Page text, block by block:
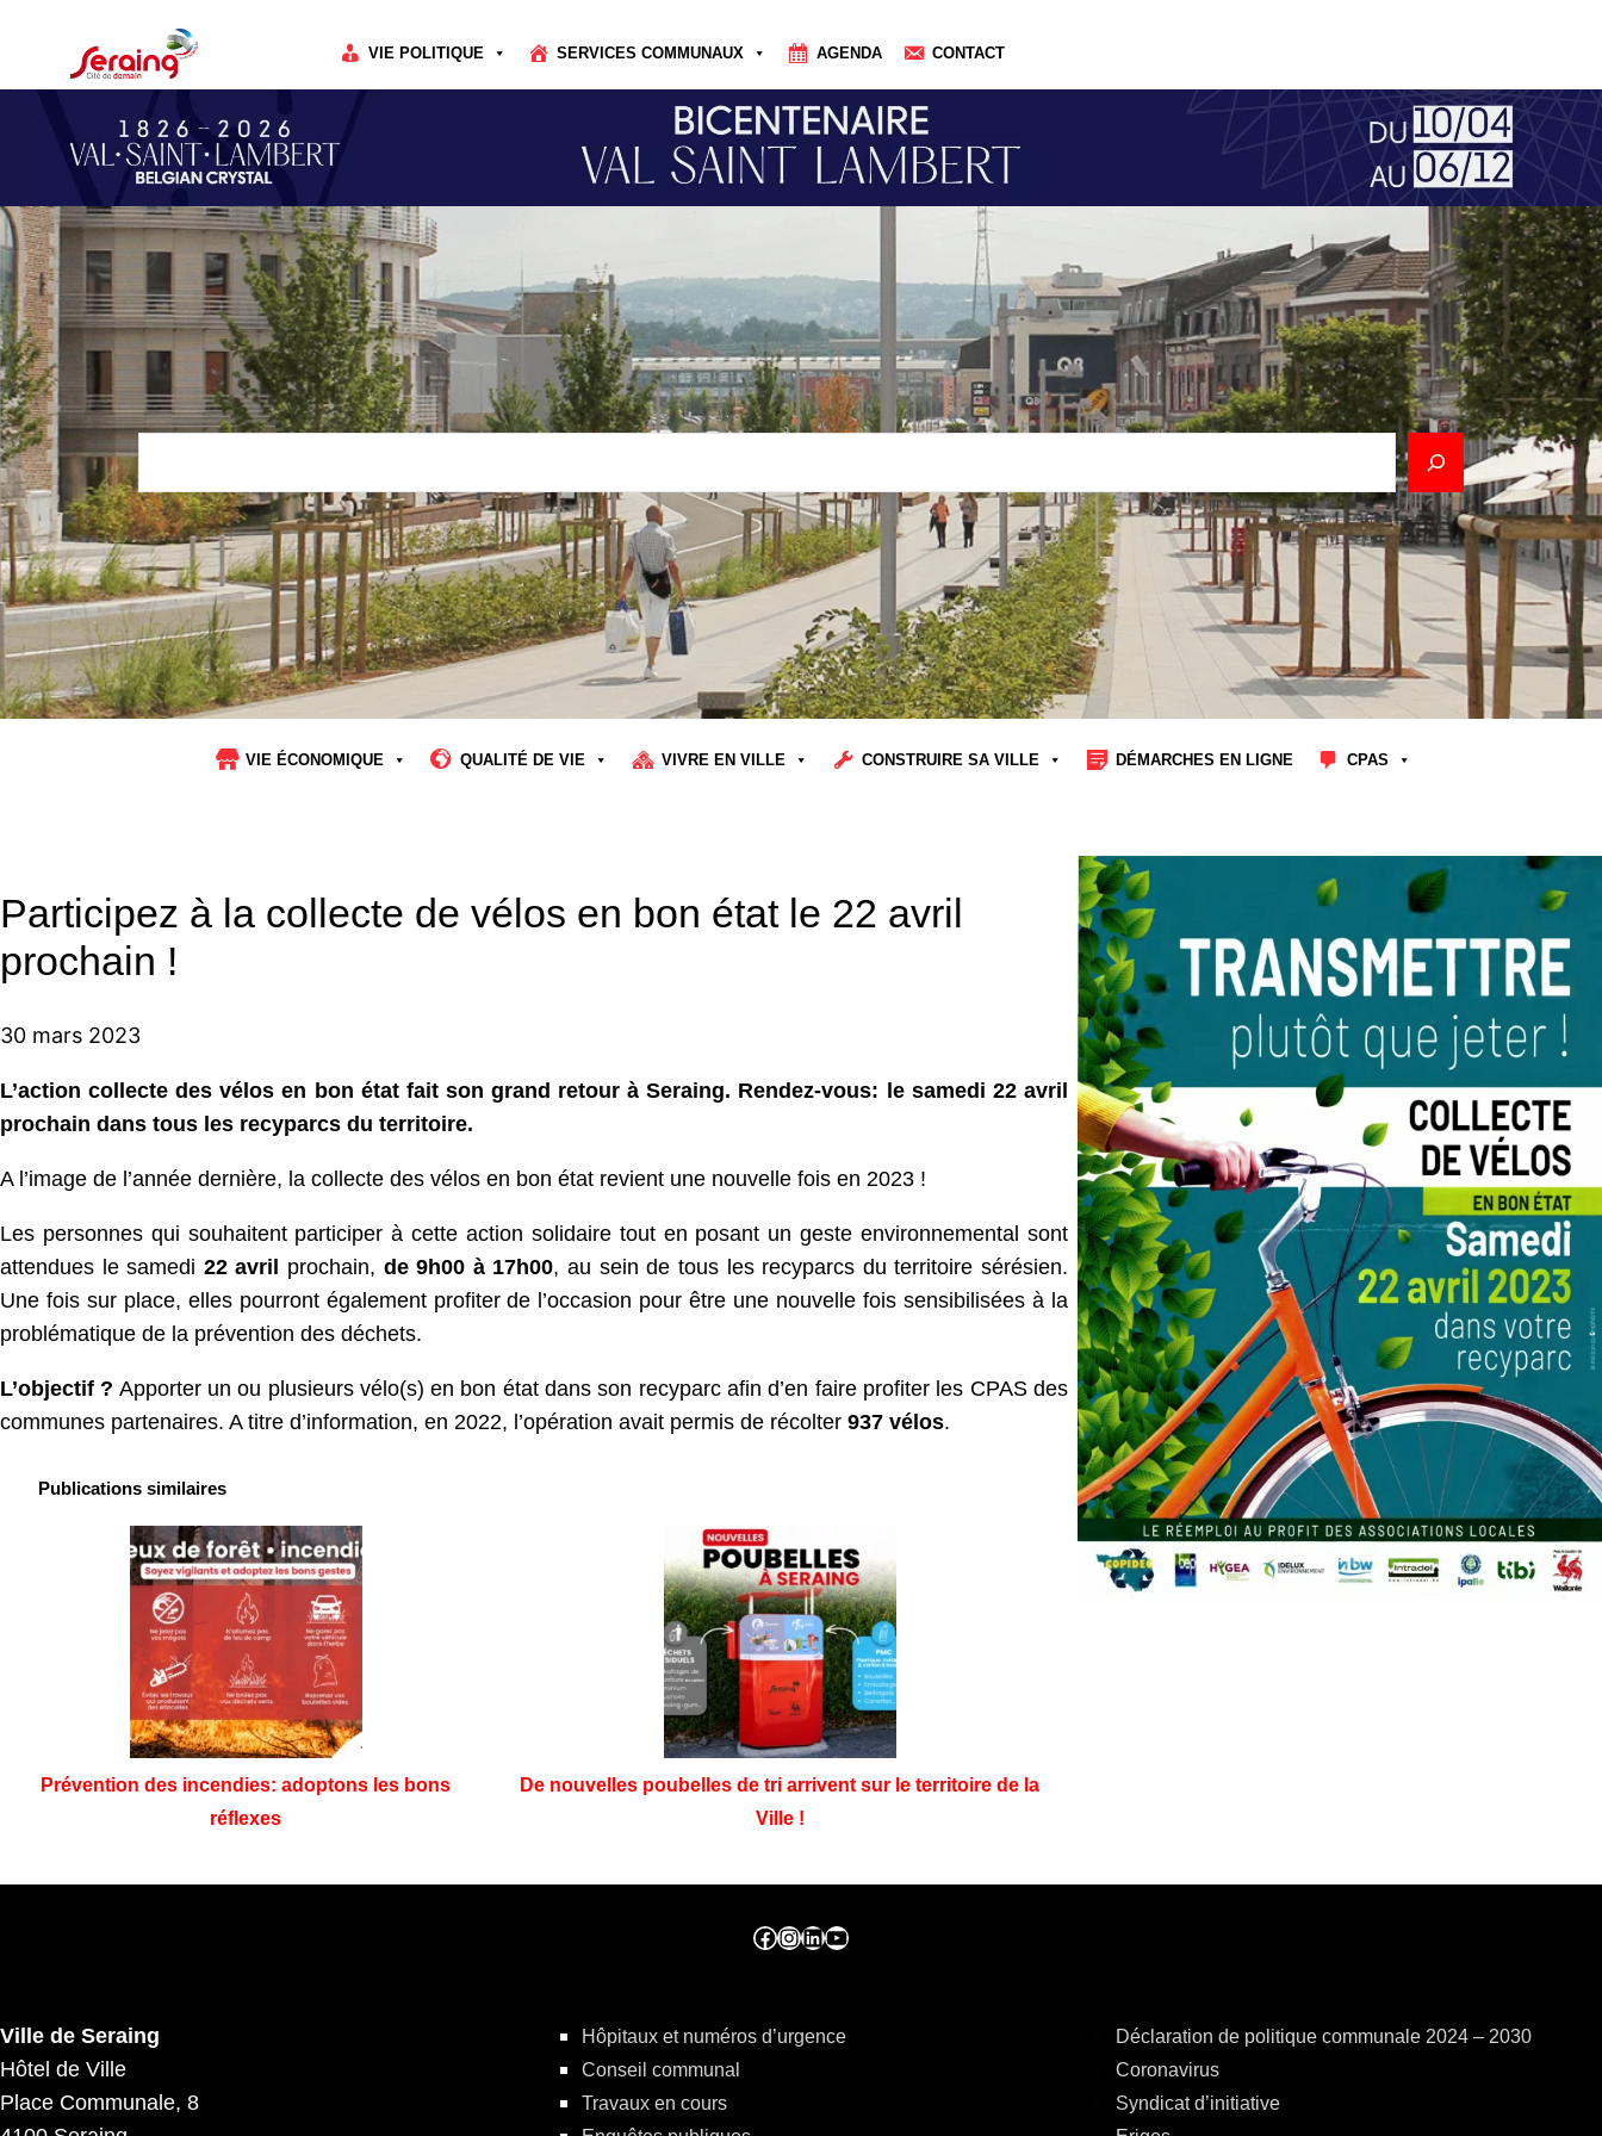
VIE POLITIQUE SERVICES COMMUNAUX AGENDA CONTACT
Rechercher
VIE ÉCONOMIQUE QUALITÉ DE VIE VIVRE EN VILLE CONSTRUIRE SA VILLE DÉMARCHES EN LIGNE CPAS
Participez à la collecte de vélos en bon état le 22 avril
prochain !
30 mars 2023
L’action collecte des vélos en bon état fait son grand retour à Seraing. Rendez-vous: le samedi 22 avril
prochain dans tous les recyparcs du territoire.
A l’image de l’année dernière, la collecte des vélos en bon état revient une nouvelle fois en 2023 !
Les personnes qui souhaitent participer à cette action solidaire tout en posant un geste environnemental sont
attendues le samedi 22 avril prochain, de 9h00 à 17h00, au sein de tous les recyparcs du territoire sérésien.
Une fois sur place, elles pourront également profiter de l’occasion pour être une nouvelle fois sensibilisées à la
problématique de la prévention des déchets.
L’objectif ? Apporter un ou plusieurs vélo(s) en bon état dans son recyparc afin d’en faire profiter les CPAS des
communes partenaires. A titre d’information, en 2022, l’opération avait permis de récolter 937 vélos.
Publications similaires
Prévention des incendies: adoptons les bons
réflexes
De nouvelles poubelles de tri arrivent sur le territoire de la
Ville !
Facebook ville de seraing Instragram ville de seraing linkedin – ville de seraing YouTube
Ville de Seraing
Hôtel de Ville
Place Communale, 8
Hôpitaux et numéros d’urgence
Conseil communal
Travaux en cours
Déclaration de politique communale 2024 – 2030
Coronavirus
Syndicat d’initiative